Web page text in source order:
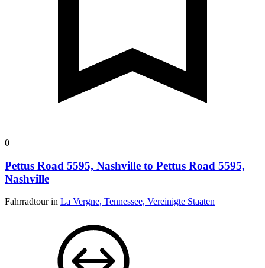
0
Pettus Road 5595, Nashville to Pettus Road 5595,
Nashville
Fahrradtour in La Vergne, Tennessee, Vereinigte Staaten